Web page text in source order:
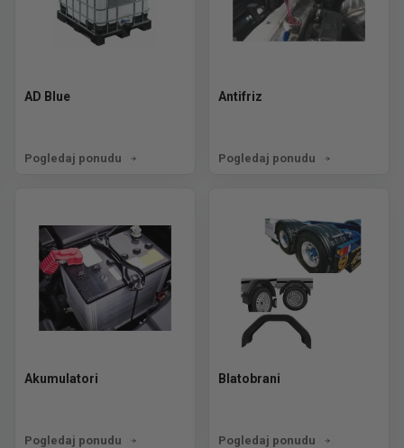
AD Blue
Pogledaj ponudu
Antifriz
Pogledaj ponudu
Akumulatori
Pogledaj ponudu
Blatobrani
Pogledaj ponudu